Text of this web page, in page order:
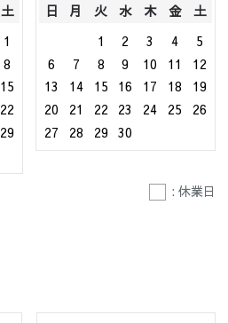
土
1
8
15
22
29
日 月 火 水 木 金
土
1
2 3 4
5
6
7 8 9 10 11
12
13
14 15 16 17 18
19
20
21 22 23 24 25
26
27
28 29 30
: 休業日